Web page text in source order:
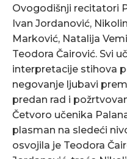
Ovogodišnji recitatori
Ivan Jordanović,
Marković, Natalija
Teodora Čairović. Svi
interpretacije stihova
negovanje ljubavi
predan rad i
Četvoro učenika
plasman na sledeći
osvojila je Teodora